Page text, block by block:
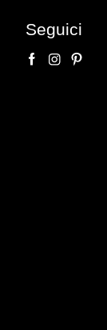
Voglio
Seguici